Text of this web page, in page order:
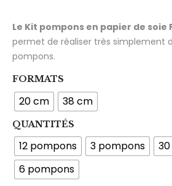
Le Kit pompons en papier de soie
permet de réaliser très simplement
pompons.
FORMATS
20 cm 38 cm
QUANTITÉS
12 pompons 3 pompons
6 pompons